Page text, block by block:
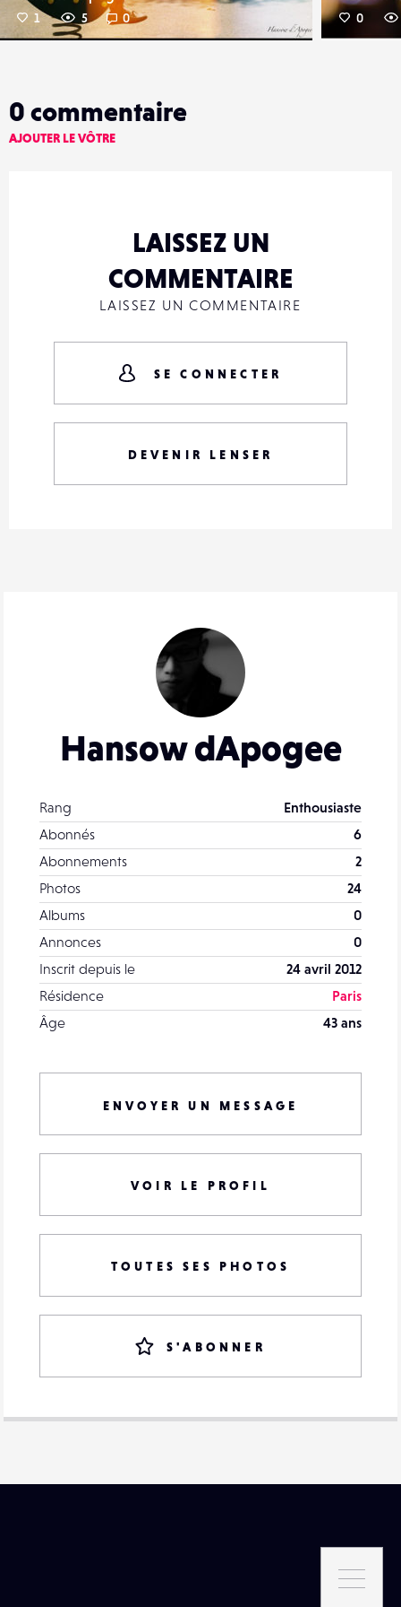
1 5 0 0
Hansow dApogee
Rang
Enthousiaste
Abonnés
6
Abonnements
2
Photos
24
Albums
0
Annonces
0
Inscrit depuis le
24 avril 2012
Résidence
Paris
Âge
43 ans
ENVOYER UN MESSAGE
VOIR LE PROFIL
TOUTES SES PHOTOS
S'ABONNER
0 commentaire
AJOUTER LE VÔTRE
LAISSEZ UN
COMMENTAIRE
LAISSEZ UN COMMENTAIRE
SE CONNECTER
DEVENIR LENSER